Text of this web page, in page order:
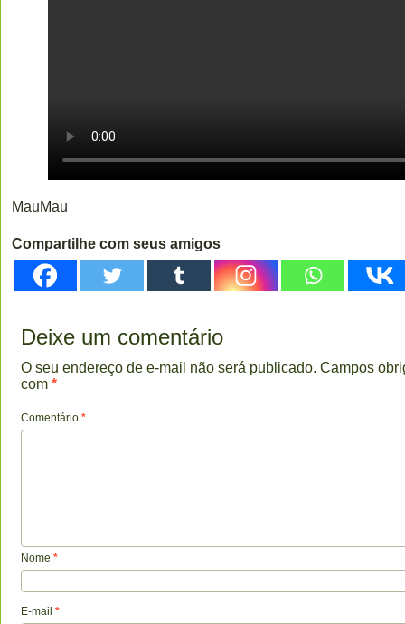
MauMau
Compartilhe com seus amigos
Deixe um comentário
O seu endereço de e-mail não será publicado. Campos
com *
Comentário *
Nome *
E-mail *